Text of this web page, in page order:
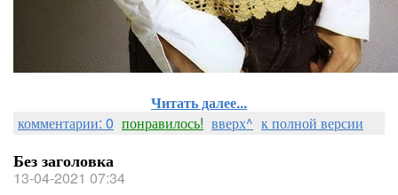
Читать далее...
комментарии: 0 понравилось! вверх^ к полной версии
Без заголовка
13-04-2021 07:34